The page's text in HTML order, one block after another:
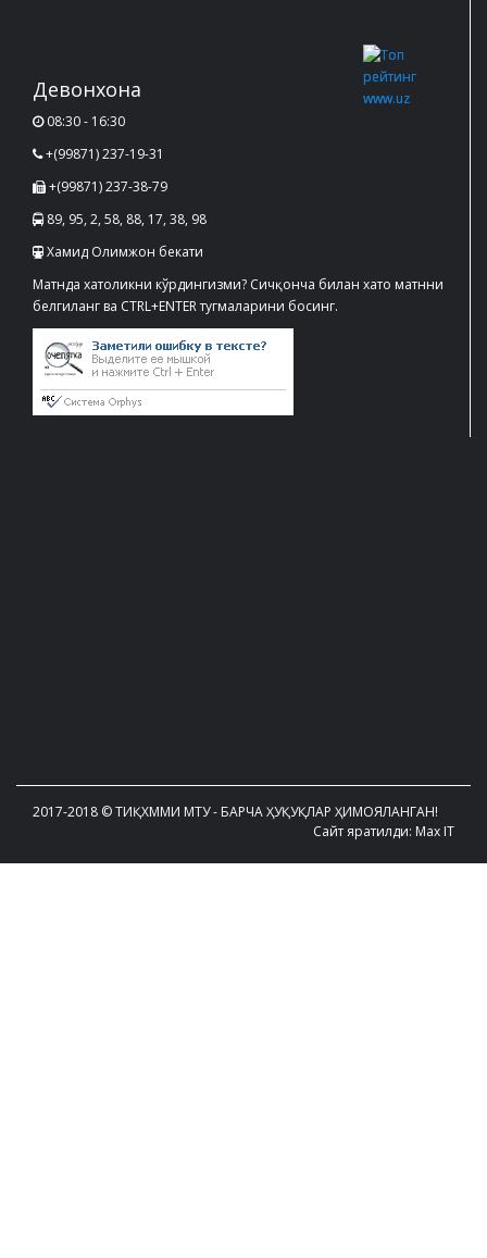
Девонхона
08:30 - 16:30
+(99871) 237-19-31
+(99871) 237-38-79
89, 95, 2, 58, 88, 17, 38, 98
Хамид Олимжон бекати
Матнда хатоликни кўрдингизми? Сичқонча билан хато матнни
белгиланг ва CTRL+ENTER тугмаларини босинг.
2017-2018 © ТИҚХММИ МТУ - БАРЧА ҲУҚУҚЛАР ҲИМОЯЛАНГАН!
Сайт яратилди: Max IT